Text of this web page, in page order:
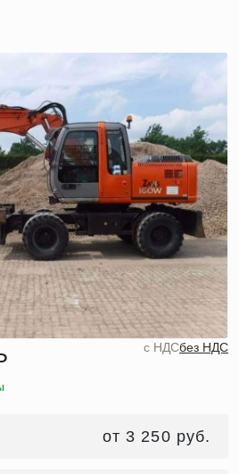
c НДСбез НДС
от 3 250 руб.